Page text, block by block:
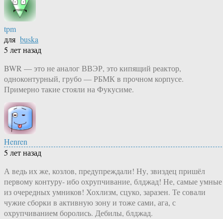
tpm
для buska
5 лет назад
BWR — это не аналог ВВЭР, это кипящий реактор,
одноконтурный, грубо — РБМК в прочном корпусе.
Примерно такие стояли на Фукусиме.
Henren
5 лет назад
А ведь их же, козлов, предупреждали! Ну, звиздец пришёл
первому контуру- ибо охрупчивание, блджад! Не, самые умные
из очередных умников! Хохлизм, сцуко, заразен. Те совали
чужие сборки в активную зону и тоже сами, ага, с
охрупчиванием боролись. Дебилы, блджад.